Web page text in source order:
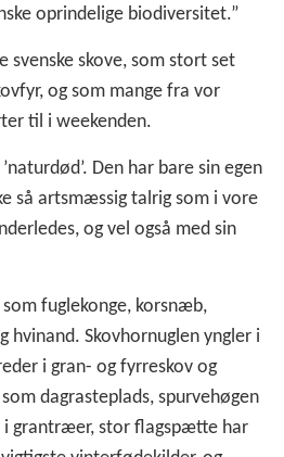
oprindelige biodiversitet.”
svenske skove, som stort set
og som mange fra vor
til i weekenden.
Den har bare sin egen
så artsmæssig talrig som i vore
og vel også med sin
fuglekonge, korsnæb,
hvinand. Skovhornuglen yngler i
i gran- og fyrreskov og
dagrasteplads, spurvehøgen
i grantræer, stor flagspætte har